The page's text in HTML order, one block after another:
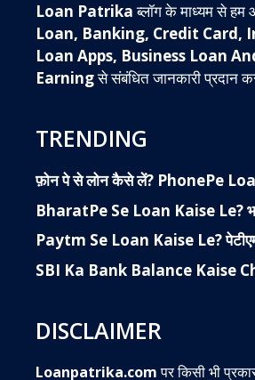
Loan Patrikaब्लॉग के माध्यम से हम
Loan, Banking, Credit Card,
Loan Apps, Business Loan
Earningसे संबंधित जानकारी प्रदान
TRENDING
फ़ोन पे से लोन कैसे लें? PhonePe
BharatPe Se Loan Kaise Le?
Paytm Se Loan Kaise Le?
SBI Ka Bank Balance Kaise
DISCLAIMER
Loanpatrika.comपर किसी भी